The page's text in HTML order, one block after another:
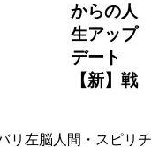
からの人
生アップ
デート
【新】戦
リ左脳人間・スピリチ